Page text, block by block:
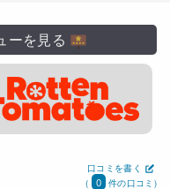
ーを見る
口コミを書く
(
0 件の口コミ)